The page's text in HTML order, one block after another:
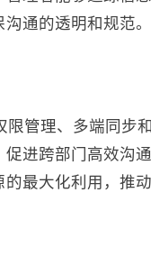
通的透明和规范
限管理、多端同步
进跨部门高效沟
最大化利用，推